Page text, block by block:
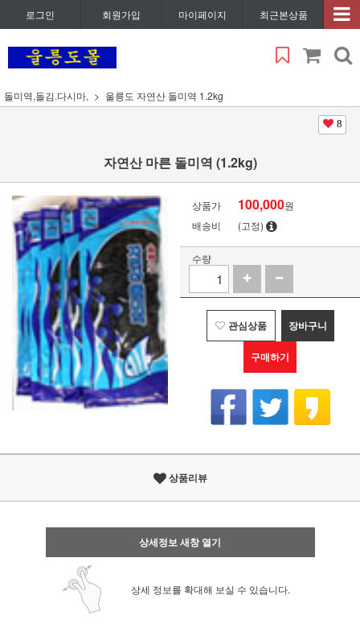
로그인 회원가입 마이페이지 최근본상품
돌미역,돌김.다시마, 울릉도 자연산 돌미역 1.2kg
8
자연산 마른 돌미역 (1.2kg)
상품가 100,000원
배송비
(고정)
수량
관심상품 장바구니
구매하기
상품리뷰
상세정보 새창 열기
상세 정보를 확대해 보실 수 있습니다.